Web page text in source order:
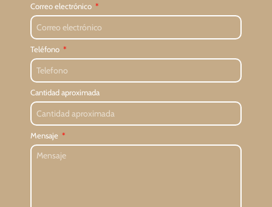
Correo electrónico
Teléfono
Cantidad aproximada
Mensaje